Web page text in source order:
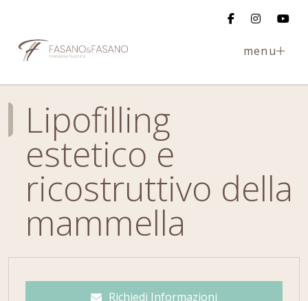
menu
Lipofilling
estetico e
ricostruttivo della
mammella
Richiedi Informazioni